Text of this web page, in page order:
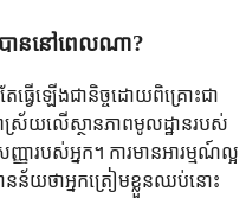
ាននៅពេលណា?
ធ្វើឡើងជានិច្ចដោយពិគ្រោះជា
ស្រ័យលើស្ថានភាពមូលដ្ឋានរបស់
ារបស់អ្នក។ ការមានអារម្មណ៍ល្អ
នន័យថាអ្នកត្រៀមខ្លួនឈប់នោះ